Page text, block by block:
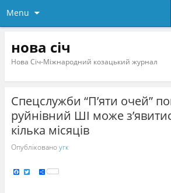
Menu
нова січ
Нова Січ-Міжнародний козацький журнал
Спецслужби “П’яти очей”
руйнівний ШІ може
кілька місяців
Опублікованоугк
Fa Tw S
h